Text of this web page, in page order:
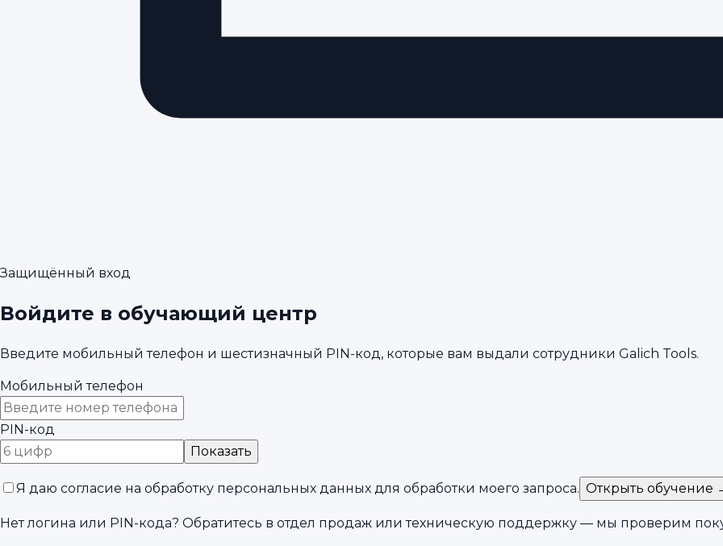
Защищённый вход
Войдите в обучающий центр
Введите мобильный телефон и шестизначный PIN-код, которые вам выдали сотрудники Galich Tools.
Мобильный телефон
PIN-код
Показать
Я даю согласие на обработку персональных данных для обработки моего запроса. Открыть обучение
Нет логина или PIN-кода? Обратитесь в отдел продаж или техническую поддержку — мы проверим